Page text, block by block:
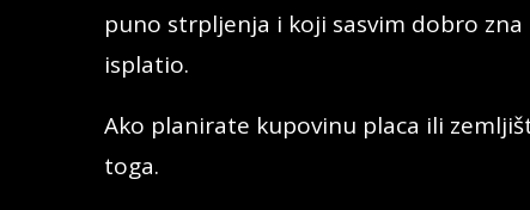
puno strpljenja i koji sasvim dobro
isplatio.
Ako planirate kupovinu placa ili
toga.